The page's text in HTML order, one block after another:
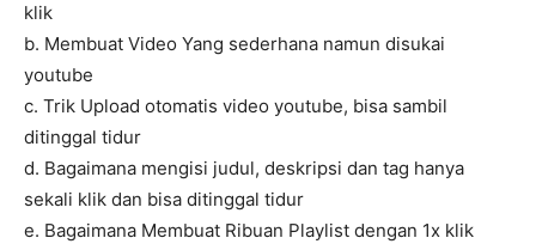
klik
b. Membuat Video Yang sederhana namun disukai
youtube
c. Trik Upload otomatis video youtube, bisa sambil
ditinggal tidur
d. Bagaimana mengisi judul, deskripsi dan tag hanya
sekali klik dan bisa ditinggal tidur
e. Bagaimana Membuat Ribuan Playlist dengan 1x klik